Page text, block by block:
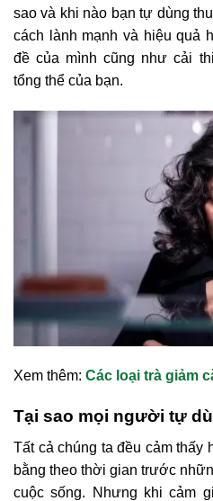
sao và khi nào bạn tự dùng
cách lành mạnh và hiệu quả
đề của mình cũng như cải
tổng thể của bạn.
Xem thêm: Các loại trà giảm
Tại sao mọi người tự
Tất cả chúng ta đều cảm thấy
bằng theo thời gian trước
cuộc sống. Nhưng khi cảm